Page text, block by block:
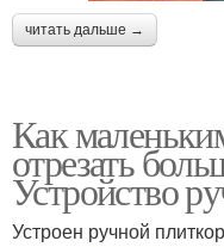
читать дальше →
Как
отрезать
Устройство
Устроен ручной